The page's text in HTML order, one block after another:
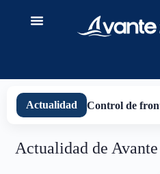
Actualidad Control de
Actualidad de